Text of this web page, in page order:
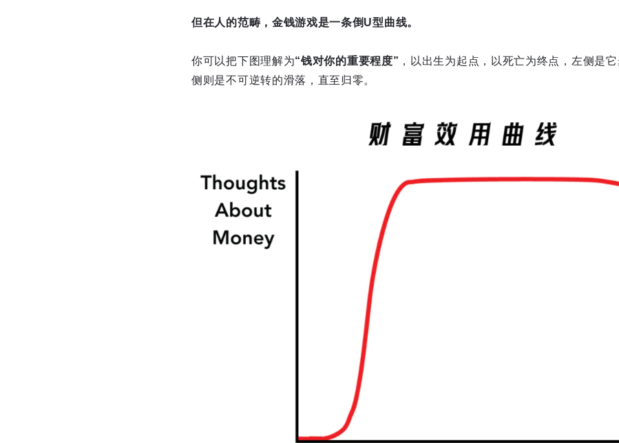
但在人的范畴，金钱游戏是一条倒U型曲线。
你可以把下图理解为“钱对你的重要程度” ，以出生为起点，以死亡为终点，左侧是
侧则是不可逆转的滑落，直至归零。